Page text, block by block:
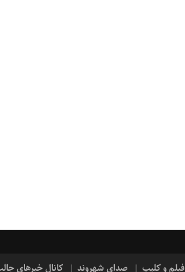
فیلم و کلیپ صدای شهروند کانال خبرهای